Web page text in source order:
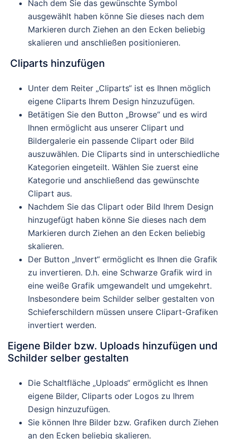
Nach dem Sie das gewünschte Symbol
ausgewählt haben könne Sie dieses nach dem
Markieren durch Ziehen an den Ecken beliebig
skalieren und anschließen positionieren.
Cliparts hinzufügen
Unter dem Reiter „Cliparts“ ist es Ihnen möglich
eigene Cliparts Ihrem Design hinzuzufügen.
Betätigen Sie den Button „Browse“ und es wird
Ihnen ermöglicht aus unserer Clipart und
Bildergalerie ein passende Clipart oder Bild
auszuwählen. Die Cliparts sind in unterschiedliche
Kategorien eingeteilt. Wählen Sie zuerst eine
Kategorie und anschließend das gewünschte
Clipart aus.
Nachdem Sie das Clipart oder Bild Ihrem Design
hinzugefügt haben könne Sie dieses nach dem
Markieren durch Ziehen an den Ecken beliebig
skalieren.
Der Button „Invert“ ermöglicht es Ihnen die Grafik
zu invertieren. D.h. eine Schwarze Grafik wird in
eine weiße Grafik umgewandelt und umgekehrt.
Insbesondere beim Schilder selber gestalten von
Schieferschildern müssen unsere Clipart-Grafiken
invertiert werden.
Eigene Bilder bzw. Uploads hinzufügen und
Schilder selber gestalten
Die Schaltfläche „Uploads“ ermöglicht es Ihnen
eigene Bilder, Cliparts oder Logos zu Ihrem
Design hinzuzufügen.
Sie können Ihre Bilder bzw. Grafiken durch Ziehen
an den Ecken beliebig skalieren.